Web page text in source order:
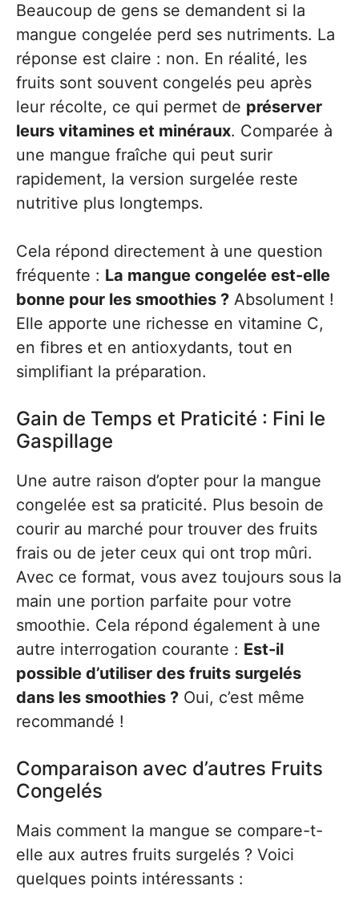
Beaucoup de gens se demandent si la
mangue congelée perd ses nutriments. La
réponse est claire : non. En réalité, les
fruits sont souvent congelés peu après
leur récolte, ce qui permet de préserver
leurs vitamines et minéraux. Comparée à
une mangue fraîche qui peut surir
rapidement, la version surgelée reste
nutritive plus longtemps.
Cela répond directement à une question
fréquente : La mangue congelée est-elle
bonne pour les smoothies ? Absolument !
Elle apporte une richesse en vitamine C,
en fibres et en antioxydants, tout en
simplifiant la préparation.
Gain de Temps et Praticité : Fini le
Gaspillage
Une autre raison d’opter pour la mangue
congelée est sa praticité. Plus besoin de
courir au marché pour trouver des fruits
frais ou de jeter ceux qui ont trop mûri.
Avec ce format, vous avez toujours sous la
main une portion parfaite pour votre
smoothie. Cela répond également à une
autre interrogation courante : Est-il
possible d’utiliser des fruits surgelés
dans les smoothies ? Oui, c’est même
recommandé !
Comparaison avec d’autres Fruits
Congelés
Mais comment la mangue se compare-t-
elle aux autres fruits surgelés ? Voici
quelques points intéressants :